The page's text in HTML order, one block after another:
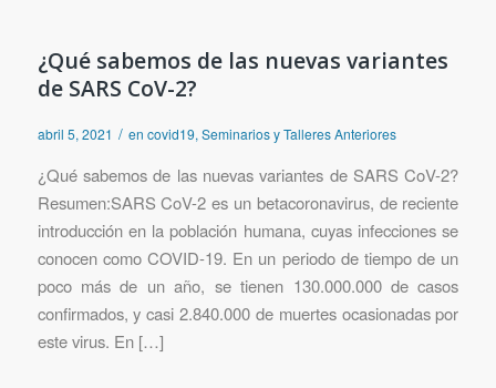
¿Qué sabemos de las nuevas variantes
de SARS CoV-2?
abril 5, 2021 / en covid19, Seminarios y Talleres Anteriores
¿Qué sabemos de las nuevas variantes de SARS CoV-2?
Resumen:SARS CoV-2 es un betacoronavirus, de reciente
introducción en la población humana, cuyas infecciones se
conocen como COVID-19. En un periodo de tiempo de un
poco más de un año, se tienen 130.000.000 de casos
confirmados, y casi 2.840.000 de muertes ocasionadas por
este virus. En […]